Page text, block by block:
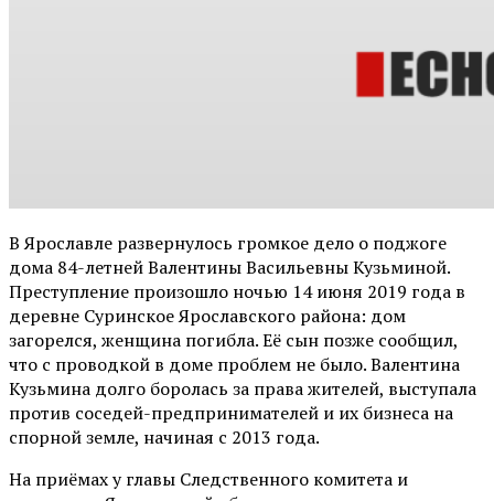
В Ярославле развернулось громкое дело о поджоге
дома 84-летней Валентины Васильевны Кузьминой.
Преступление произошло ночью 14 июня 2019 года в
деревне Суринское Ярославского района: дом
загорелся, женщина погибла. Её сын позже сообщил,
что с проводкой в доме проблем не было. Валентина
Кузьмина долго боролась за права жителей, выступала
против соседей-предпринимателей и их бизнеса на
спорной земле, начиная с 2013 года.
На приёмах у главы Следственного комитета и